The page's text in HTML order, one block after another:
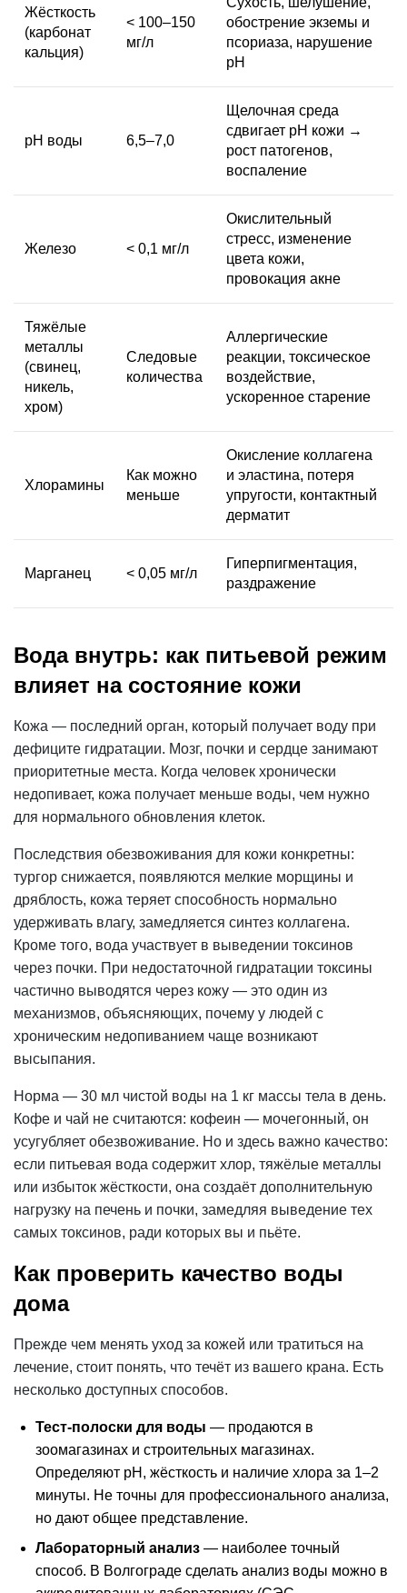
Жёсткость
(карбонат
кальция)
< 100–150
мг/л
обострение экземы и
псориаза, нарушение
pH
pH воды 6,5–7,0
Щелочная среда
сдвигает pH кожи →
рост патогенов,
воспаление
Железо < 0,1 мг/л
Окислительный
стресс, изменение
цвета кожи,
провокация акне
Тяжёлые
металлы
(свинец,
никель,
хром)
Следовые
количества
Аллергические
реакции, токсическое
воздействие,
ускоренное старение
Хлорамины
Как можно
меньше
Окисление коллагена
и эластина, потеря
упругости, контактный
дерматит
Марганец < 0,05 мг/л
Гиперпигментация,
раздражение
Вода внутрь: как питьевой режим
влияет на состояние кожи
Кожа — последний орган, который получает воду при
дефиците гидратации. Мозг, почки и сердце занимают
приоритетные места. Когда человек хронически
недопивает, кожа получает меньше воды, чем нужно
для нормального обновления клеток.
Последствия обезвоживания для кожи конкретны:
тургор снижается, появляются мелкие морщины и
дряблость, кожа теряет способность нормально
удерживать влагу, замедляется синтез коллагена.
Кроме того, вода участвует в выведении токсинов
через почки. При недостаточной гидратации токсины
частично выводятся через кожу — это один из
механизмов, объясняющих, почему у людей с
хроническим недопиванием чаще возникают
высыпания.
Норма — 30 мл чистой воды на 1 кг массы тела в день.
Кофе и чай не считаются: кофеин — мочегонный, он
усугубляет обезвоживание. Но и здесь важно качество:
если питьевая вода содержит хлор, тяжёлые металлы
или избыток жёсткости, она создаёт дополнительную
нагрузку на печень и почки, замедляя выведение тех
самых токсинов, ради которых вы и пьёте.
Как проверить качество воды
дома
Прежде чем менять уход за кожей или тратиться на
лечение, стоит понять, что течёт из вашего крана. Есть
несколько доступных способов.
Тест-полоски для воды — продаются в
зоомагазинах и строительных магазинах.
Определяют pH, жёсткость и наличие хлора за 1–2
минуты. Не точны для профессионального анализа,
но дают общее представление.
Лабораторный анализ — наиболее точный
способ. В Волгограде сделать анализ воды можно в